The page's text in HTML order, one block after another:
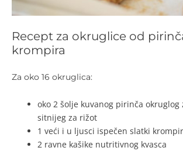
Recept za okruglice od
krompira
Za oko 16 okruglica:
oko 2 šolje kuvanog pirinča okruglog
sitnijeg za rižot
1 veći i u ljusci ispečen slatki krompir
2 ravne kašike nutritivnog kvasca